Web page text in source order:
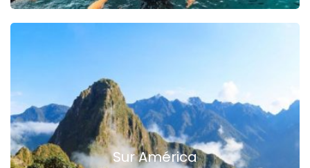
Sur América